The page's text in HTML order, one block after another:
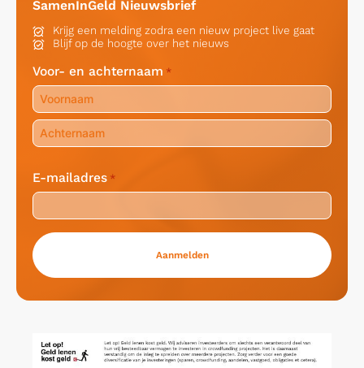
SamenInGeld Nieuwsbrief
Krijg een melding zodra een nieuw project live gaat
Blijf op de hoogte over het nieuws
Voor- en achternaam *
Voornaam
Achternaam
E-mailadres *